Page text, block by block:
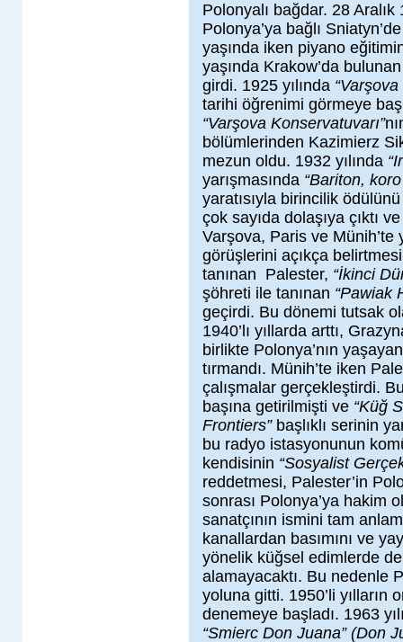
Polonyalı bağdar. 28
Polonya’ya bağlı
yaşında iken piyano
yaşında Krakow’da
girdi. 1925 yılında
tarihi öğrenimi görmeye
“Varşova Konservatuvarı”
bölümlerinden Kazimierz
mezun oldu. 1932 yılında
yarışmasında “Bariton,
yaratısıyla birincilik
çok sayıda dolaşıya çıktı
Varşova, Paris ve
görüşlerini açıkça
tanınan Palester, “İkinci
şöhreti ile tanınan “Pawiak
geçirdi. Bu dönemi tutsak
1940’lı yıllarda arttı,
birlikte Polonya’nın
tırmandı. Münih’te iken
çalışmalar gerçekleştirdi.
başına getirilmişti ve “Küğ
Frontiers” başlıklı serinin
bu radyo istasyonunun
kendisinin “Sosyalist
reddetmesi, Palester’in
sonrası Polonya’ya hakim
sanatçının ismini tam
kanallardan basımını ve
yönelik küğsel edimlerde de
alamayacaktı. Bu nedenle
yoluna gitti. 1950’li yılların
denemeye başladı. 1963
“Smierc Don Juana” (Don